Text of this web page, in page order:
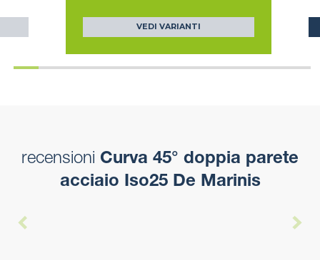
VEDI VARIANTI
recensioni Curva 45° doppia parete
acciaio Iso25 De Marinis